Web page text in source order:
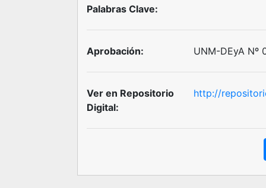
Palabras Clave:
Aprobación: UNM-DEyA Nº
Ver en Repositorio
Digital:
http://